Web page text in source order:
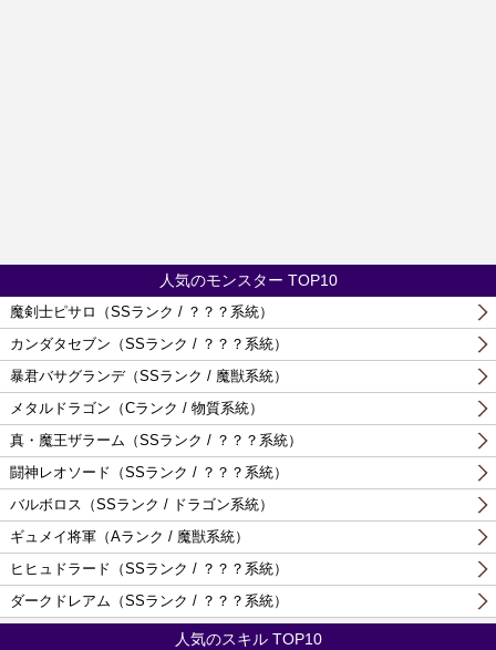
人気のモンスター TOP10
魔剣士ピサロ（SSランク / ？？？系統）
カンダタセブン（SSランク / ？？？系統）
暴君バサグランデ（SSランク / 魔獣系統）
メタルドラゴン（Cランク / 物質系統）
真・魔王ザラーム（SSランク / ？？？系統）
闘神レオソード（SSランク / ？？？系統）
バルボロス（SSランク / ドラゴン系統）
ギュメイ将軍（Aランク / 魔獣系統）
ヒヒュドラード（SSランク / ？？？系統）
ダークドレアム（SSランク / ？？？系統）
人気のスキル TOP10